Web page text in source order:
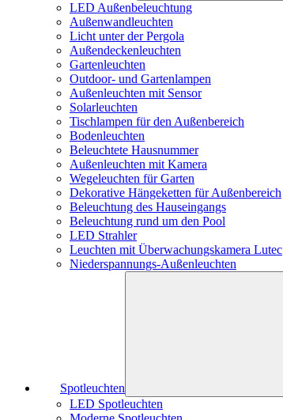
LED Außenbeleuchtung
Außenwandleuchten
Licht unter der Pergola
Außendeckenleuchten
Gartenleuchten
Outdoor- und Gartenlampen
Außenleuchten mit Sensor
Solarleuchten
Tischlampen für den Außenbereich
Bodenleuchten
Beleuchtete Hausnummer
Außenleuchten mit Kamera
Wegeleuchten für Garten
Dekorative Hängeketten für Außenbereich
Beleuchtung des Hauseingangs
Beleuchtung rund um den Pool
LED Strahler
Leuchten mit Überwachungskamera Lutec
Niederspannungs-Außenleuchten
Spotleuchten
LED Spotleuchten